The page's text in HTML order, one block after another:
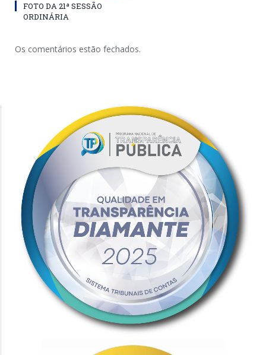
FOTO DA 21ª SESSÃO
ORDINÁRIA
Os comentários estão fechados.